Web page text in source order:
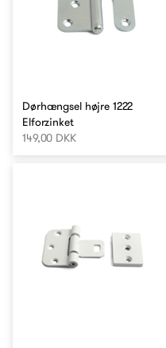
Dørhængsel højre 1222
Elforzinket
149,00 DKK